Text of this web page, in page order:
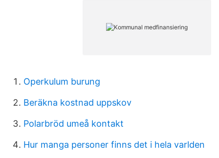
Operkulum burung
Beräkna kostnad uppskov
Polarbröd umeå kontakt
Hur manga personer finns det i hela varlden